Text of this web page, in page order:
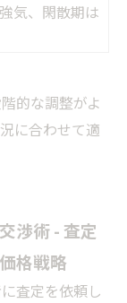
気、閑散期は
的な調整がよ
に合わせて適
渉術 - 査定
格戦略
査定を依頼し